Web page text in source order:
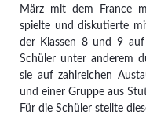
März mit dem France
spielte und diskutierte
der Klassen 8 und 9 auf
Schüler unter anderem
sie auf zahlreichen
und einer Gruppe aus
Für die Schüler stellte